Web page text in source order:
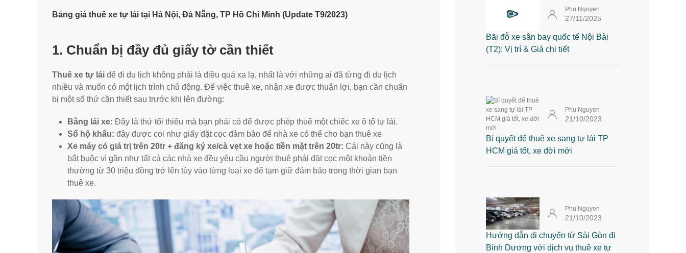
Bảng giá thuê xe tự lái tại Hà Nội, Đà Nẵng, TP Hồ Chí Minh (Update T9/2023)
1. Chuẩn bị đầy đủ giấy tờ cần thiết
Thuê xe tự lái để đi du lịch không phải là điều quá xa lạ, nhất là với những ai đã từng đi du lịch
nhiều và muốn có một lịch trình chủ động. Để việc thuê xe, nhận xe được thuận lợi, bạn cần chuẩn
bị một số thứ cần thiết sau trước khi lên đường:
Bằng lái xe: Đây là thứ tối thiểu mà bạn phải có để được phép thuê một chiếc xe ô tô tự lái.
Sổ hộ khẩu: đây được coi như giấy đặt cọc đảm bảo để nhà xe có thể cho bạn thuê xe
Xe máy có giá trị trên 20tr + đăng ký xe/cà vẹt xe hoặc tiền mặt trên 20tr: Cái này cũng là
bắt buộc vì gần như tất cả các nhà xe đều yêu cầu người thuê phải đặt cọc một khoản tiền
thường từ 30 triệu đồng trở lên tùy vào từng loại xe để tạm giữ đảm bảo trong thời gian bạn
thuê xe.
Phu Nguyen
27/11/2025
Bãi đỗ xe sân bay quốc tế Nội Bài
(T2): Vị trí & Giá chi tiết
Phu Nguyen
21/10/2023
Bí quyết để thuê xe sang tự lái TP
HCM giá tốt, xe đời mới
Phu Nguyen
21/10/2023
Hướng dẫn di chuyển từ Sài Gòn đi
Bình Dương với dịch vụ thuê xe tự